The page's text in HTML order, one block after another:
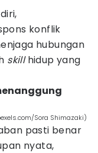
konflik
hubungan
skillhidup yang
Sora Shimazaki)
pasti benar
nyata,